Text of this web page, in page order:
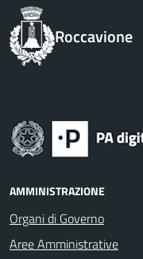
Roccavione
AMMINISTRAZIONE
Organi di Governo
Aree Amministrative